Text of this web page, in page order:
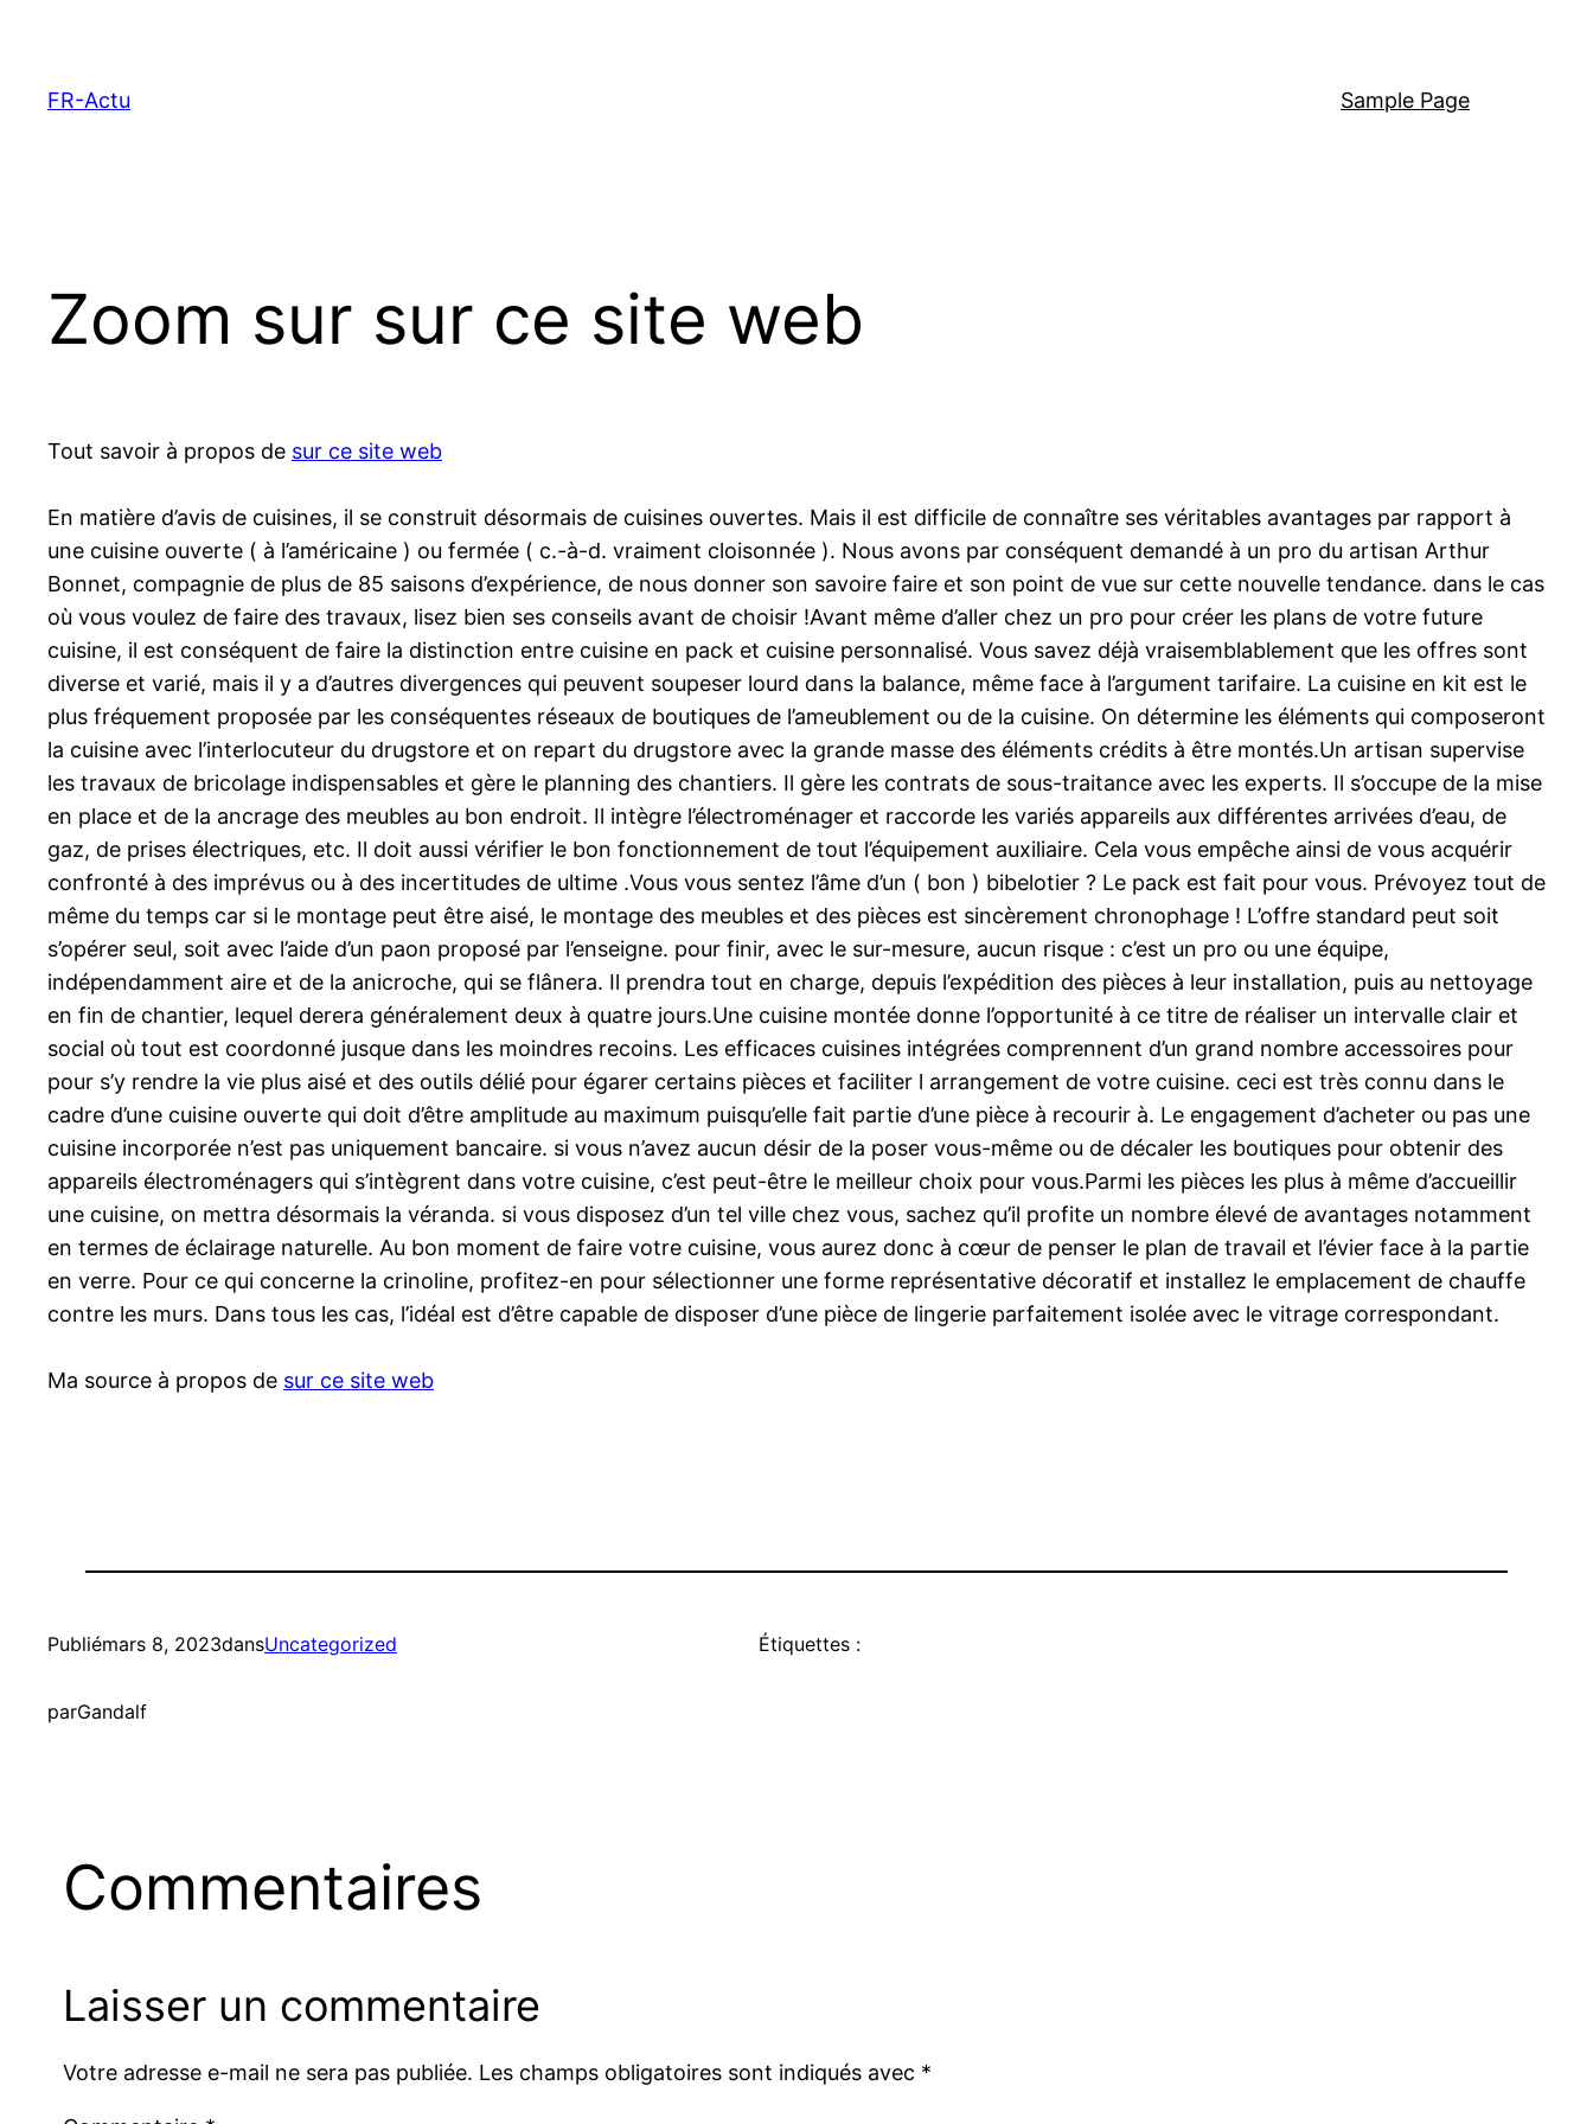
contenu
FR-Actu Sample Page
Zoom sur sur ce site web
Tout savoir à propos de sur ce site web
En matière d’avis de cuisines, il se construit désormais de cuisines ouvertes. Mais il est difficile de connaître ses véritables avantages par rapport à
une cuisine ouverte ( à l’américaine ) ou fermée ( c.-à-d. vraiment cloisonnée ). Nous avons par conséquent demandé à un pro du artisan Arthur
Bonnet, compagnie de plus de 85 saisons d’expérience, de nous donner son savoire faire et son point de vue sur cette nouvelle tendance. dans le cas
où vous voulez de faire des travaux, lisez bien ses conseils avant de choisir !Avant même d’aller chez un pro pour créer les plans de votre future
cuisine, il est conséquent de faire la distinction entre cuisine en pack et cuisine personnalisé. Vous savez déjà vraisemblablement que les offres sont
diverse et varié, mais il y a d’autres divergences qui peuvent soupeser lourd dans la balance, même face à l’argument tarifaire. La cuisine en kit est le
plus fréquement proposée par les conséquentes réseaux de boutiques de l’ameublement ou de la cuisine. On détermine les éléments qui composeront
la cuisine avec l’interlocuteur du drugstore et on repart du drugstore avec la grande masse des éléments crédits à être montés.Un artisan supervise
les travaux de bricolage indispensables et gère le planning des chantiers. Il gère les contrats de sous-traitance avec les experts. Il s’occupe de la mise
en place et de la ancrage des meubles au bon endroit. Il intègre l’électroménager et raccorde les variés appareils aux différentes arrivées d’eau, de
gaz, de prises électriques, etc. Il doit aussi vérifier le bon fonctionnement de tout l’équipement auxiliaire. Cela vous empêche ainsi de vous acquérir
confronté à des imprévus ou à des incertitudes de ultime .Vous vous sentez l’âme d’un ( bon ) bibelotier ? Le pack est fait pour vous. Prévoyez tout de
même du temps car si le montage peut être aisé, le montage des meubles et des pièces est sincèrement chronophage ! L’offre standard peut soit
s’opérer seul, soit avec l’aide d’un paon proposé par l’enseigne. pour finir, avec le sur-mesure, aucun risque : c’est un pro ou une équipe,
indépendamment aire et de la anicroche, qui se flânera. Il prendra tout en charge, depuis l’expédition des pièces à leur installation, puis au nettoyage
en fin de chantier, lequel derera généralement deux à quatre jours.Une cuisine montée donne l’opportunité à ce titre de réaliser un intervalle clair et
social où tout est coordonné jusque dans les moindres recoins. Les efficaces cuisines intégrées comprennent d’un grand nombre accessoires pour
pour s’y rendre la vie plus aisé et des outils délié pour égarer certains pièces et faciliter l arrangement de votre cuisine. ceci est très connu dans le
cadre d’une cuisine ouverte qui doit d’être amplitude au maximum puisqu’elle fait partie d’une pièce à recourir à. Le engagement d’acheter ou pas une
cuisine incorporée n’est pas uniquement bancaire. si vous n’avez aucun désir de la poser vous-même ou de décaler les boutiques pour obtenir des
appareils électroménagers qui s’intègrent dans votre cuisine, c’est peut-être le meilleur choix pour vous.Parmi les pièces les plus à même d’accueillir
une cuisine, on mettra désormais la véranda. si vous disposez d’un tel ville chez vous, sachez qu’il profite un nombre élevé de avantages notamment
en termes de éclairage naturelle. Au bon moment de faire votre cuisine, vous aurez donc à cœur de penser le plan de travail et l’évier face à la partie
en verre. Pour ce qui concerne la crinoline, profitez-en pour sélectionner une forme représentative décoratif et installez le emplacement de chauffe
contre les murs. Dans tous les cas, l’idéal est d’être capable de disposer d’une pièce de lingerie parfaitement isolée avec le vitrage correspondant.
Ma source à propos de sur ce site web
Publiémars 8, 2023dansUncategorized
parGandalf
Étiquettes :
Commentaires
Laisser un commentaire
Votre adresse e-mail ne sera pas publiée. Les champs obligatoires sont indiqués avec *